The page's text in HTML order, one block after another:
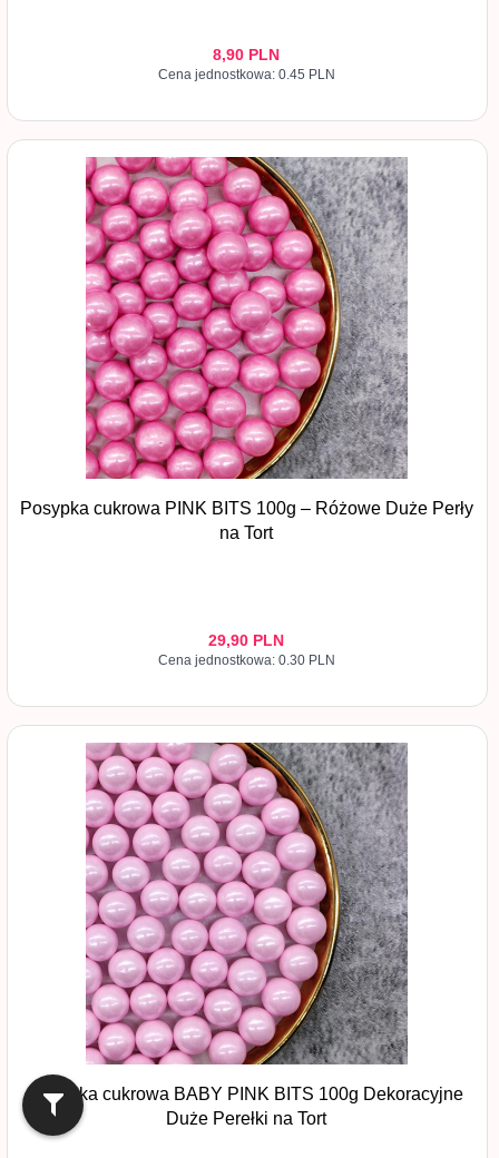
8,90 PLN
Cena jednostkowa: 0.45 PLN
Posypka cukrowa PINK BITS 100g – Różowe Duże Perły
na Tort
29,90 PLN
Cena jednostkowa: 0.30 PLN
Posypka cukrowa BABY PINK BITS 100g Dekoracyjne
Duże Perełki na Tort